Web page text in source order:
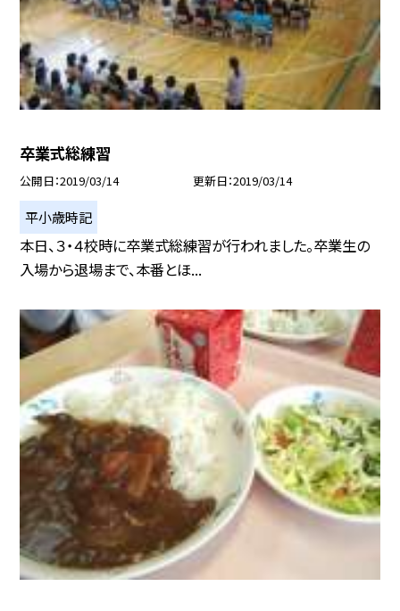
卒業式総練習
公開日 2019/03/14 更新日 2019/03/14
平小歳時記
本日、３・４校時に卒業式総練習が行われました。卒業生の
入場から退場まで、本番とほ...